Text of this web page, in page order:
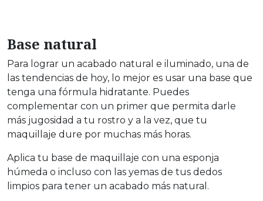
Base natural
Para lograr un acabado natural e iluminado, una de
las tendencias de hoy, lo mejor es usar una base que
tenga una fórmula hidratante. Puedes
complementar con un primer que permita darle
más jugosidad a tu rostro y a la vez, que tu
maquillaje dure por muchas más horas.
Aplica tu base de maquillaje con una esponja
húmeda o incluso con las yemas de tus dedos
limpios para tener un acabado más natural.